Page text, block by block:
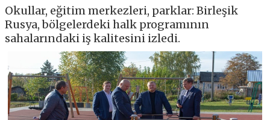
Okullar, eğitim merkezleri, parklar: Birleşik
Rusya, bölgelerdeki halk programının
sahalarındaki iş kalitesini izledi.